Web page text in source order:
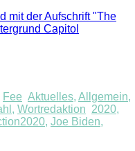
Fee Aktuelles, Allgemein,
, Wortredaktion 2020,
, Joe Biden,